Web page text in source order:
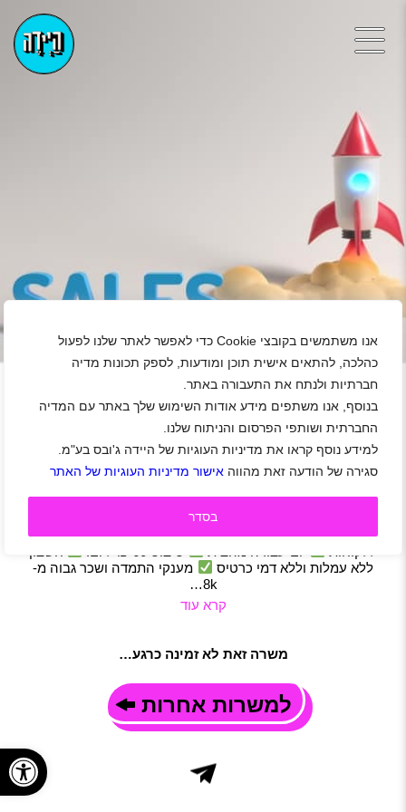
אנו משתמשים בקובצי Cookie כדי לאפשר לאתר שלנו לפעול
כהלכה, להתאים אישית תוכן ומודעות, לספק תכונות מדיה
חברתיות ולנתח את התעבורה באתר.
בנוסף, אנו משתפים מידע אודות השימוש שלך באתר עם המדיה
החברתית ושותפי הפרסום והניתוח שלנו.
למידע נוסף קראו את מדיניות העוגיות של היידה ג'ובס בע"מ.
סגירה של הודעה זאת מהווה אישור מדיניות העוגיות של האתר
בסדר
+
עובדים/ות לבנק מוביל
חולון|מודיעין| רמלה לוד| ירושלים |באר יעקב|סטודנטים
חיילים משוחררים|ביטוח|מכירות|מוקד|בנקאות ופיננסים
דרושים/ות יועצים פיננסיים לבנק מוביל!
בעולם הבנקאות לא נדרש ניסיון קודם !
מתן מענה מקצועי
ללא עמלות וללא דמי כרטיס
מענקי התמדה ושכר גבוה מ-
8k…
קרא עוד
משרה זאת לא זמינה כרגע…
למשרות אחרות